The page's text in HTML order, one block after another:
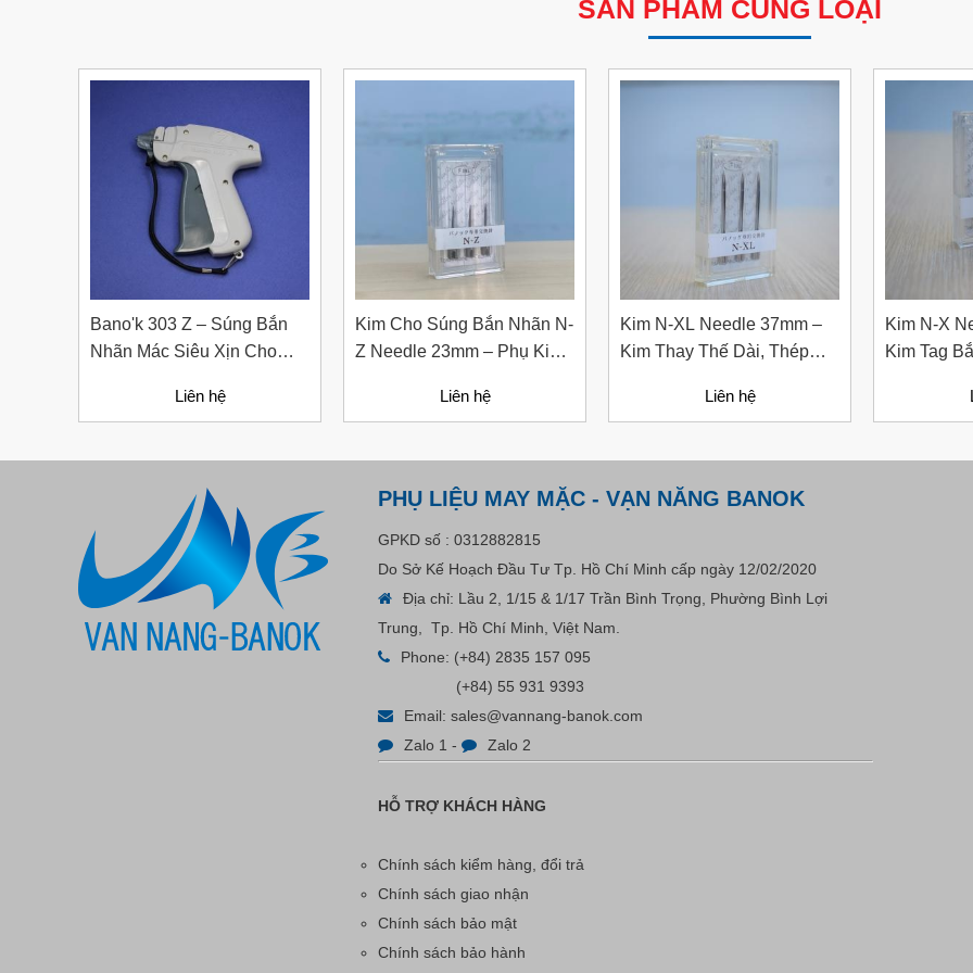
ADGER CHAKO ACE
White - A
SẢN PHẨM CÙNG LOẠI
Bano'k 303 Z – Súng Bắn
Nhãn Mác Siêu Xịn Cho
Liên hệ
Kim Cho Súng Bắn Nhãn N-
Z Needle 23mm – Phụ Kiện
Liên hệ
Kim N-XL Needle 37mm –
Kim Thay Thế Dài, Thép
Cho Súng Gắn Nhãn Mác,
Liên hệ
Kim N-X
Kim Tag
PHỤ LIỆU MAY MẶC - VẠN NĂNG BANOK
GPKD số : 0312882815
Do Sở Kế Hoạch Đầu Tư Tp. Hồ Chí Minh cấp ngày 12/02/2020
Địa chỉ: Lầu 2, 1/15 & 1/17 Trần Bình Trọng, Phường Bình Lợi
Trung, Tp. Hồ Chí Minh, Việt Nam.
Phone: (+84) 2835 157 095
(+84) 55 931 9393
Email: sales@vannang-banok.com
Zalo 1 - Zalo 2
HỖ TRỢ KHÁCH HÀNG
Chính sách kiểm hàng, đổi trả
Chính sách giao nhận
Chính sách bảo mật
Chính sách bảo hành